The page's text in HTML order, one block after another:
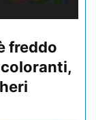
freddo
coloranti,